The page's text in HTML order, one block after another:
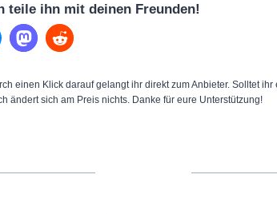
teile ihn mit deinen Freunden!
einen Klick darauf gelangt ihr direkt zum Anbieter. Solltet
ändert sich am Preis nichts. Danke für eure Unterstützung!